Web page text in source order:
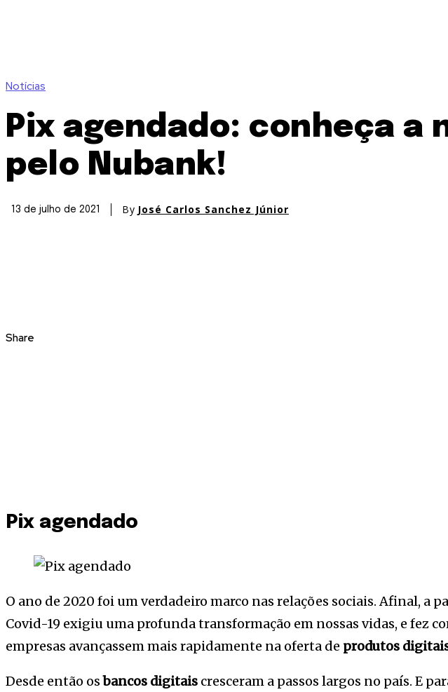
Notícias
Pix agendado: conheça a
pelo Nubank!
13 de julho de 2021 By José Carlos Sanchez Júnior
Share
Pix agendado
O ano de 2020 foi um verdadeiro marco nas relações sociais. Afinal, a
Covid-19 exigiu uma profunda transformação em nossas vidas, e fez
empresas avançassem mais rapidamente na oferta de produtos
Desde então osbancos digitais cresceram a passos largos no país. E